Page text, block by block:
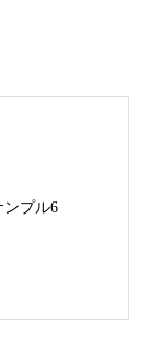
ンプル6